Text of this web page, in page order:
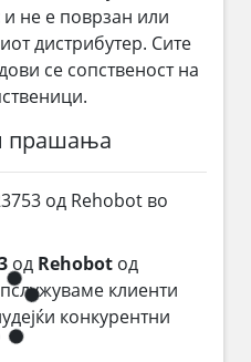
и не е поврзан или
дистрибутер. Сите
се сопственост на
прашања
од Rehobot во
од Rehobot од
клиенти
конкурентни